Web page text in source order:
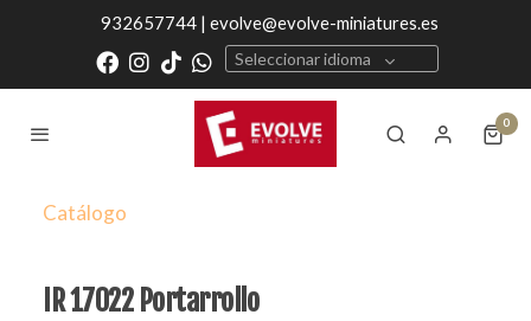
932657744 | evolve@evolve-miniatures.es
Seleccionar idioma
0
Catálogo
IR 17022 Portarrollo